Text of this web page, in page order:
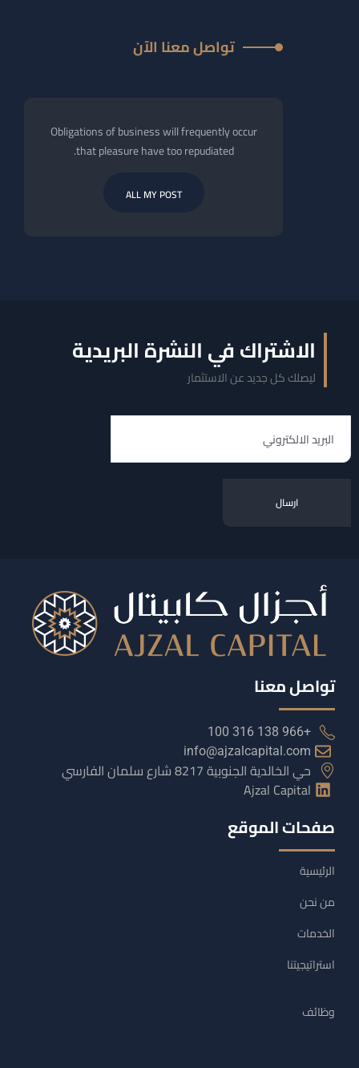
تواصل معنا الآن
Obligations of business will frequently occur
that pleasure have too repudiated.
ALL MY POST
الاشتراك في النشرة البريدية
ليصلك كل جديد عن الاستثمار
صفحات الموقع
وظائف
الرئيسية
من نحن
الخدمات
استراتيجيتنا
تواصل معنا
+966 138 316 100
info@ajzalcapital.com
حي الخالدية الجنوبية 8217 شارع سلمان الفارسي
Ajzal Capital